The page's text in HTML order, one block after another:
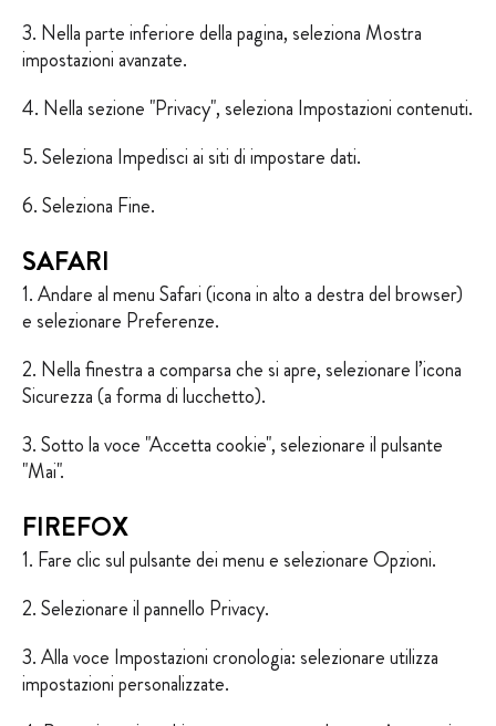
3. Nella parte inferiore della pagina, seleziona Mostra
impostazioni avanzate.
4. Nella sezione "Privacy", seleziona Impostazioni contenuti.
5. Seleziona Impedisci ai siti di impostare dati.
6. Seleziona Fine.
SAFARI
1. Andare al menu Safari (icona in alto a destra del browser)
e selezionare Preferenze.
2. Nella finestra a comparsa che si apre, selezionare l’icona
Sicurezza (a forma di lucchetto).
3. Sotto la voce "Accetta cookie", selezionare il pulsante
"Mai".
FIREFOX
1. Fare clic sul pulsante dei menu e selezionare Opzioni.
2. Selezionare il pannello Privacy.
3. Alla voce Impostazioni cronologia: selezionare utilizza
impostazioni personalizzate.